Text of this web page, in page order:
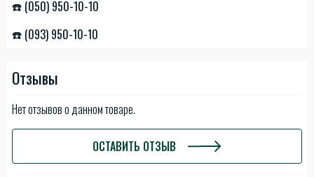
☎️ (050) 950-10-10
☎️ (093) 950-10-10
Отзывы
Нет отзывов о данном товаре.
ОСТАВИТЬ ОТЗЫВ